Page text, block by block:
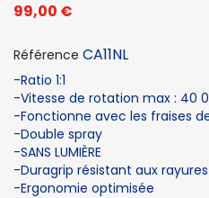
99,00 €
Référence CA11NL
-Ratio 1:1
-Vitesse de rotation max : 40
-Fonctionne avec les fraises
-Double spray
-SANS LUMIÈRE
-Duragrip résistant aux rayures
-Ergonomie optimisée